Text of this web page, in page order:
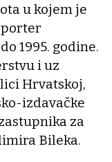
u kojem je
1995. godine.
i uz
Hrvatskoj,
izdavačke
za
Bileka.